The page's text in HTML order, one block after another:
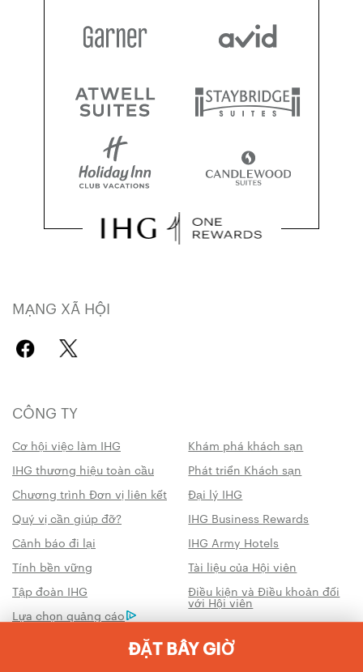
ĐẶT BÂY GIỜ
MẠNG XÃ HỘI
CÔNG TY
Cơ hội việc làm IHG
Khám phá khách sạn
IHG thương hiệu toàn cầu
Phát triển Khách sạn
Chương trình Đơn vị liên kết
Đại lý IHG
Quý vị cần giúp đỡ?
IHG Business Rewards
Cảnh báo đi lại
IHG Army Hotels
Tính bền vững
Tài liệu của Hội viên
Tập đoàn IHG
Điều kiện và Điều khoản đối
với Hội viên
Lựa chọn quảng cáo
Điều khoản sử dụng
Trung tâm bảo mật và cookie
Không bán thông tin cá